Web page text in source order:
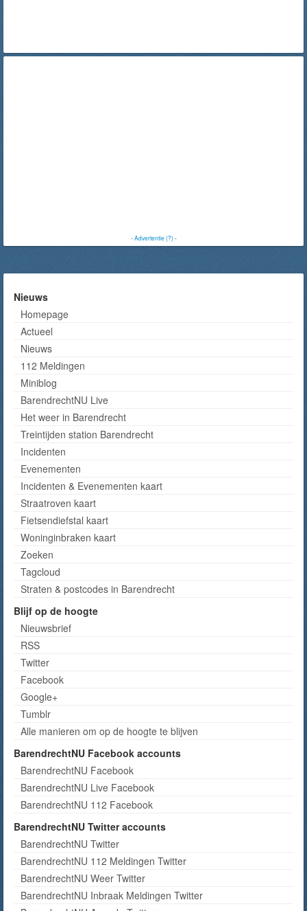
-Advertentie (?)-
Nieuws
Homepage
Actueel
Nieuws
112 Meldingen
Miniblog
BarendrechtNU Live
Het weer in Barendrecht
Treintijden station Barendrecht
Incidenten
Evenementen
Incidenten & Evenementen kaart
Straatroven kaart
Fietsendiefstal kaart
Woninginbraken kaart
Zoeken
Tagcloud
Straten & postcodes in Barendrecht
Blijf op de hoogte
Nieuwsbrief
RSS
Twitter
Facebook
Google+
Tumblr
Alle manieren om op de hoogte te blijven
BarendrechtNU Facebook accounts
BarendrechtNU Facebook
BarendrechtNU Live Facebook
BarendrechtNU 112 Facebook
BarendrechtNU Twitter accounts
BarendrechtNU Twitter
BarendrechtNU 112 Meldingen Twitter
BarendrechtNU Weer Twitter
BarendrechtNU Inbraak Meldingen Twitter